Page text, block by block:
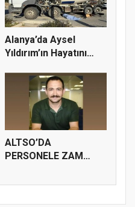
Alanya’da Aysel
Yıldırım’ın Hayatını
ALTSO’DA
PERSONELE ZAM
O...